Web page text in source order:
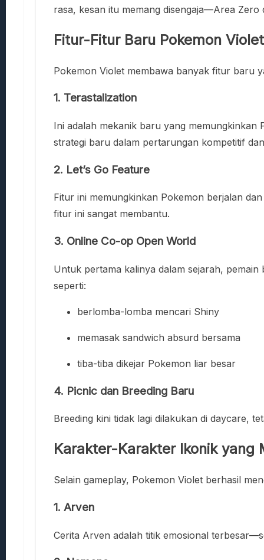
rasa, kesan itu memang disengaja—Area
Fitur-Fitur Baru Pokemon
Pokemon Violet membawa banyak fitur baru
1. Terastalization
Ini adalah mekanik baru yang
strategi baru dalam pertarungan kompetitif
2. Let’s Go Feature
Fitur ini memungkinkan Pokemon berjalan
fitur ini sangat membantu.
3. Online Co-op Open World
Untuk pertama kalinya dalam sejarah,
seperti:
berlomba-lomba mencari Shiny
memasak sandwich absurd bersama
tiba-tiba dikejar Pokemon liar besar
4. Picnic dan Breeding Baru
Breeding kini tidak lagi dilakukan di daycare,
Karakter-Karakter Ikonik yang
Selain gameplay, Pokemon Violet berhasil
1. Arven
Cerita Arven adalah titik emosional